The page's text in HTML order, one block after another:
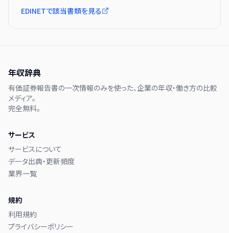
EDINETで該当書類を見る
年収辞典
有価証券報告書の一次情報のみを使った、企業の年収・働き方の比較
メディア。
完全無料。
サービス
サービスについて
データ出典・更新頻度
業界一覧
規約
利用規約
プライバシーポリシー